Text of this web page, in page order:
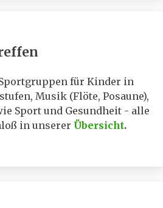
für Kinder in
Musik (Flöte, Posaune),
Sport und Gesundheit - alle
in unserer Übersicht.